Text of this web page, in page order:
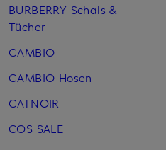
BURBERRY Schals &
Tücher
CAMBIO
CAMBIO Hosen
CATNOIR
COS SALE